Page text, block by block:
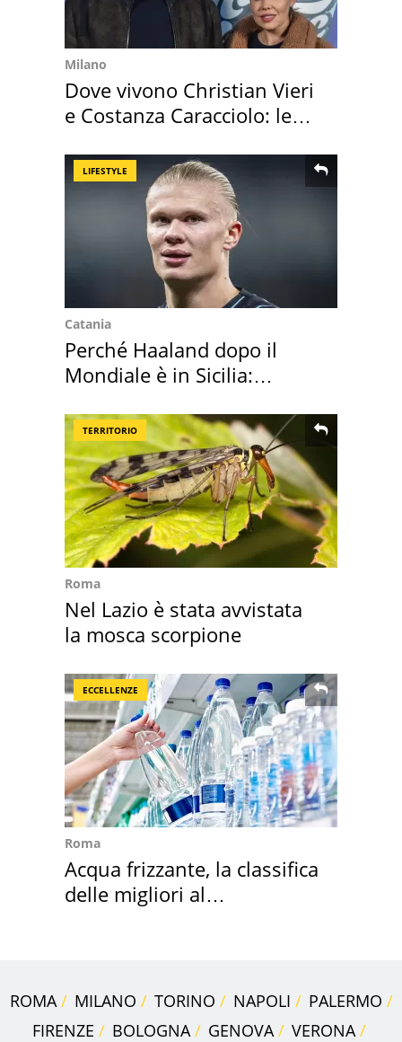
Milano
Dove vivono Christian Vieri
e Costanza Caracciolo: le
LIFESTYLE
Catania
Perché Haaland dopo il
Mondiale è in Sicilia:
TERRITORIO
Roma
Nel Lazio è stata avvistata
la mosca scorpione
ECCELLENZE
Roma
Acqua frizzante, la classifica
delle migliori al
ROMA MILANO TORINO NAPOLI
PALERMO
FIRENZE
BOLOGNA GENOVA
VERONA